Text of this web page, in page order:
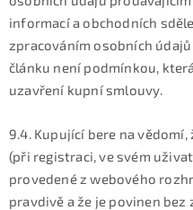
informací a obchodních
zpracováním osobních
článku není podmínkou,
uzavření kupní smlouvy.
9.4. Kupující bere na
(při registraci, ve svém
provedené z webového
pravdivě a že je povinen